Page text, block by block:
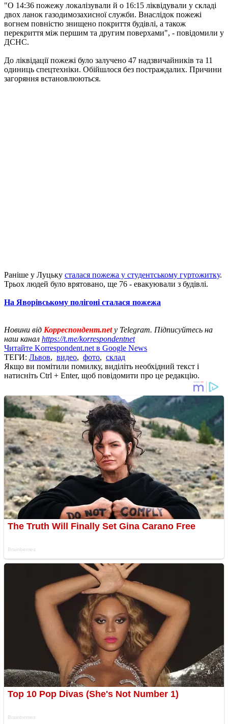
"О 14:36 ​​пожежу локалізували й о 16:15 ліквідували у складі
двох ланок газодимозахисної служби. Внаслідок пожежі
вогнем повністю знищено покриття будівлі, а також
перекриття між першим та другим поверхами", - повідомили у
ДСНС.
До ліквідації пожежі було залучено 47 надзвичайників та 11
одиниць спецтехніки. Обійшлося без постраждалих. Причини
загоряння встановлюються.
Раніше у Луцьку сталася пожежа у студентському гуртожитку.
Трьох людей було врятовано, ще 76 - евакуювали з будівлі.
На Яворівському полігоні сталася пожежа
Новини від Корреспондент.netу Telegram. Підписуйтесь на
наш канал https://t.me/korrespondentnet
Читайте Korrespondent.net в Google News
ТЕГИ: Львов, видео, фото, склад
Якщо ви помітили помилку, виділіть необхідний текст і
натисніть Ctrl + Enter, щоб повідомити про це редакцію.